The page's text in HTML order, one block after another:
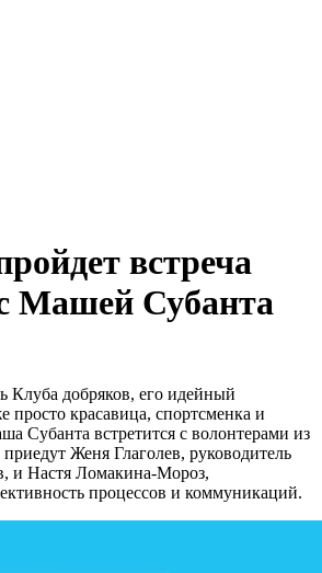
встреча
Машей Субанта
Клуба добряков, его идейный
просто красавица, спортсменка и
Субанта встретится с волонтерами из
Женя Глаголев, руководитель
и Настя Ломакина-Мороз,
процессов и коммуникаций.